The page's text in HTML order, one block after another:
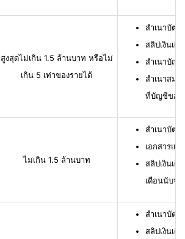
สูงสุดไม่เกิน 1.5 ล้านบาท หรือไม่
เกิน 5 เท่าของรายได้
สำเนาบัตร
สลิปเงินเดื
สำเนาบัญ
สำเนาสมุด
ที่บัญชีของ
ไม่เกิน 1.5 ล้านบาท
สำเนาบัตร
เอกสารแส
สลิปเงินเ
เดือนนับจ
สำเนาบัต
สลิปเงินเดื